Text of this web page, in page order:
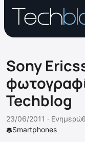
Sony
Techblog
Smartphones
23/06/2011 ·